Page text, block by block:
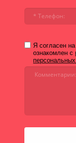
Я согласен
ознакомлен с